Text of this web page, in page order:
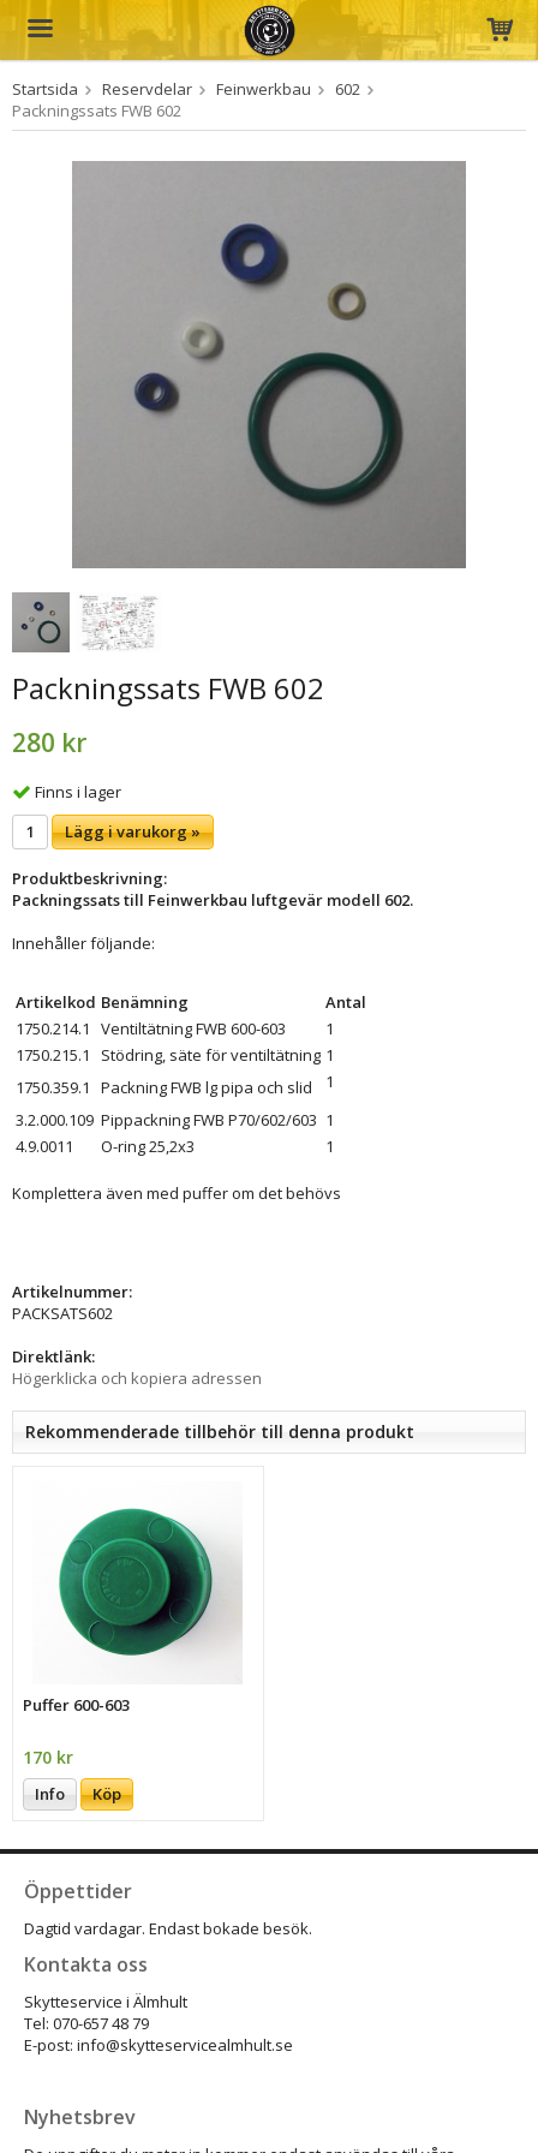
Produkten har blivit tillagd i varukorgen
Startsida Reservdelar Feinwerkbau
602
Packningssats FWB 602
Packningssats FWB 602
280 kr
Finns i lager
Lägg i varukorg »
Produktbeskrivning:
Packningssats till Feinwerkbau luftgevär modell 602.
Innehåller följande:
Artikelkod Benämning
Antal
1750.214.1
Ventiltätning FWB 600-603
1
1750.215.1
Stödring, säte för ventiltätning 1
1750.359.1
Packning FWB lg pipa och slid
1
3.2.000.109 Pippackning FWB P70/602/603 1
4.9.0011
O-ring 25,2x3 1
Komplettera även med puffer om det behövs
Artikelnummer:
PACKSATS602
Direktlänk:
Högerklicka och kopiera adressen
Rekommenderade tillbehör till denna produkt
Puffer 600-603
170 kr
Info Köp
Öppettider
Dagtid vardagar. Endast bokade besök.
Kontakta oss
Skytteservice i Älmhult
Tel: 070-657 48 79
E-post: info@skytteservicealmhult.se
Nyhetsbrev